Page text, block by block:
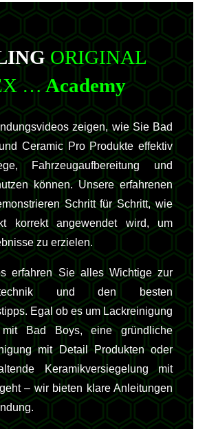
ORIGINAL
…Academy
zeigen, wie Sie Bad
Ceramic Pro Produkte effektiv
Fahrzeugaufbereitung und
können. Unsere erfahrenen
Schritt für Schritt, wie
korrekt angewendet wird, um
zu erzielen.
erfahren Sie alles Wichtige zur
und den besten
Egal ob es um Lackreinigung
Bad Boys, eine gründliche
mit Detail Produkten oder
Keramikversiegelung mit
– wir bieten klare Anleitungen